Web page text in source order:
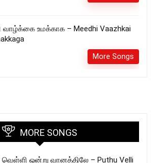
வாழ்க்கை உமக்காக – Meedhi Vaazhkai
More Songs
MORE SONGS
வெள்ளி ஒன்று வானத்திலே – Puthu Velli